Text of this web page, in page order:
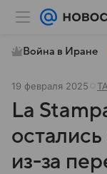
Война в Иране
19 февраля 2025
La
из-за